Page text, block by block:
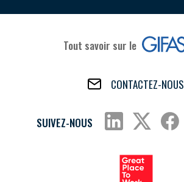
Tout savoir sur le
CONTACTEZ-NOUS
SUIVEZ-NOUS